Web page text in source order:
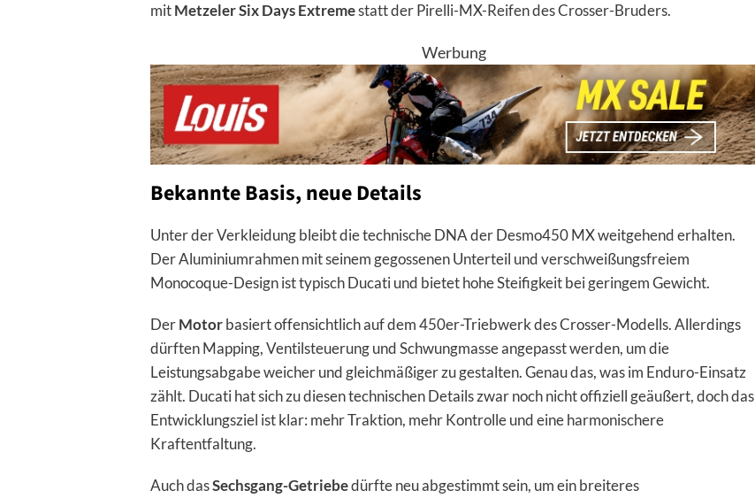
mitMetzeler Six Days Extremestatt der Pirelli-MX-Reifen des Crosser-Bruders.
Werbung
Bekannte Basis, neue Details
Unter der Verkleidung bleibt die technische DNA der Desmo450 MX weitgehend erhalten.
Der Aluminiumrahmen mit seinem gegossenen Unterteil und verschweißungsfreiem
Monocoque-Design ist typisch Ducati und bietet hohe Steifigkeit bei geringem Gewicht.
DerMotorbasiert offensichtlich auf dem 450er-Triebwerk des Crosser-Modells. Allerdings
dürften Mapping, Ventilsteuerung und Schwungmasse angepasst werden, um die
Leistungsabgabe weicher und gleichmäßiger zu gestalten. Genau das, was im Enduro-Einsatz
zählt. Ducati hat sich zu diesen technischen Details zwar noch nicht offiziell geäußert, doch das
Entwicklungsziel ist klar: mehr Traktion, mehr Kontrolle und eine harmonischere
Kraftentfaltung.
Auch dasSechsgang-Getriebedürfte neu abgestimmt sein, um ein breiteres